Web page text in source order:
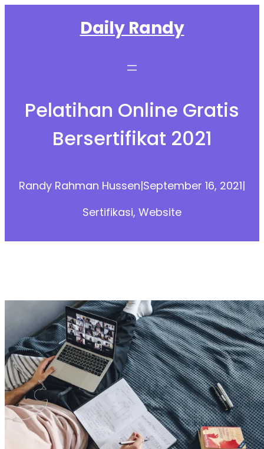
Daily Randy
Pelatihan Online Gratis
Bersertifikat 2021
Randy Rahman Hussen|September 16, 2021|
Sertifikasi, Website